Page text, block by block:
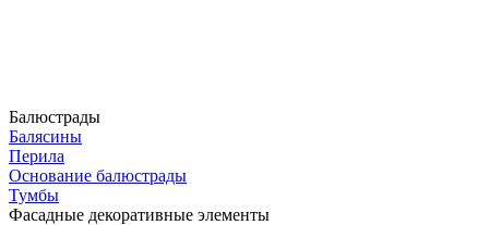
Балюстрады
Балясины
Перила
Основание балюстрады
Тумбы
Фасадные декоративные элементы